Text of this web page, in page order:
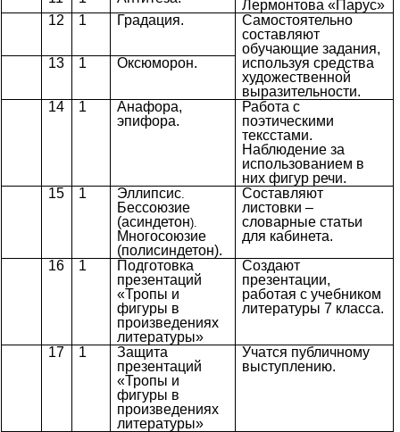
Лермонтова «Парус»
12
1 Градация.
Самостоятельно
составляют
обучающие задания,
используя средства
художественной
выразительности.
13 1 Оксюморон.
14 1
Анафора,
эпифора.
Работа с
поэтическими
тексстами.
Наблюдение за
использованием в
них фигур речи.
15
1 Эллипсис
Бессоюзие
(асиндетон).
Многосоюзие
(полисиндетон).
Составляют
листовки –
словарные статьи
для кабинета.
16
1
Подготовка
презентаций
«Тропы и
фигуры в
произведениях
литературы»
Создают
презентации,
работая с учебником
литературы 7 класса.
17 1
Защита
презентаций
«Тропы и
фигуры в
произведениях
литературы»
Учатся публичному
выступлению.